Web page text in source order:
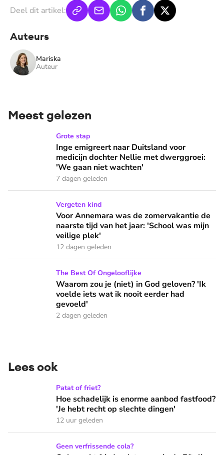
Deel dit artikel:
Auteurs
Mariska
Auteur
Meest gelezen
Inge emigreert naar Duitsland voor medicijn dochter
Grote stap
Inge emigreert naar Duitsland voor
medicijn dochter Nellie met dwerggroei:
'We gaan niet wachten'
7 dagen geleden
Voor Annemara was de zomervakantie de naarste tijd van
Vergeten kind
Voor Annemara was de zomervakantie de
naarste tijd van het jaar: 'School was mijn
veilige plek'
12 dagen geleden
Waarom zou je (niet) in God geloven? 'Ik voelde iets wat
The Best Of Ongelooflijke
Waarom zou je (niet) in God geloven? 'Ik
voelde iets wat ik nooit eerder had
gevoeld'
2 dagen geleden
Lees ook
Hoe schadelijk is enorme aanbod fastfood? 'Je hebt recht
Patat of friet?
Hoe schadelijk is enorme aanbod fastfood?
'Je hebt recht op slechte dingen'
12 uur geleden
Onbeperkt frisdrank tappen in de Efteling: 'Een beker
Geen verfrissende cola?